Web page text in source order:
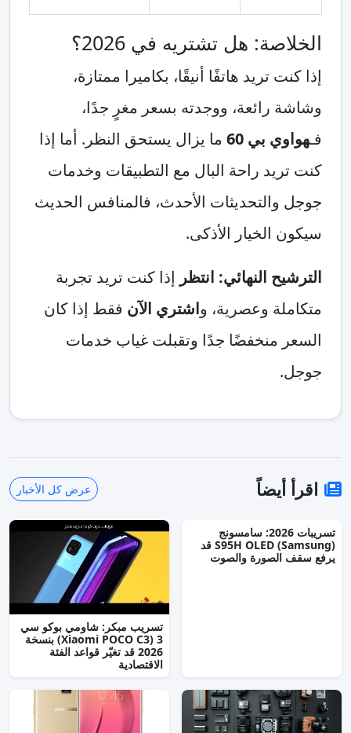
الخلاصة: هل تشتريه في 2026؟
إذا كنت تريد هاتفًا أنيقًا، بكاميرا ممتازة،
وشاشة رائعة، ووجدته بسعر مغرٍ جدًا،
فـهواوي بي 60
ما يزال يستحق النظر. أما إذا
كنت تريد راحة البال مع التطبيقات وخدمات
جوجل والتحديثات الأحدث، فالمنافس الحديث
سيكون الخيار الأذكى.
الترشيح النهائي: انتظر إذا كنت تريد تجربة
متكاملة وعصرية، واشتري الآن فقط إذا كان
السعر منخفضًا جدًا وتقبلت غياب خدمات
جوجل.
اقرأ أيضاً عرض كل الأخبار
تسريبات 2026: سامسونج
(Samsung) S95H OLED قد
يرفع سقف الصورة والصوت
تسريب مبكر: شاومي بوكو سي
3 (Xiaomi POCO C3) بنسخة
2026 قد تغيّر قواعد الفئة
الاقتصادية